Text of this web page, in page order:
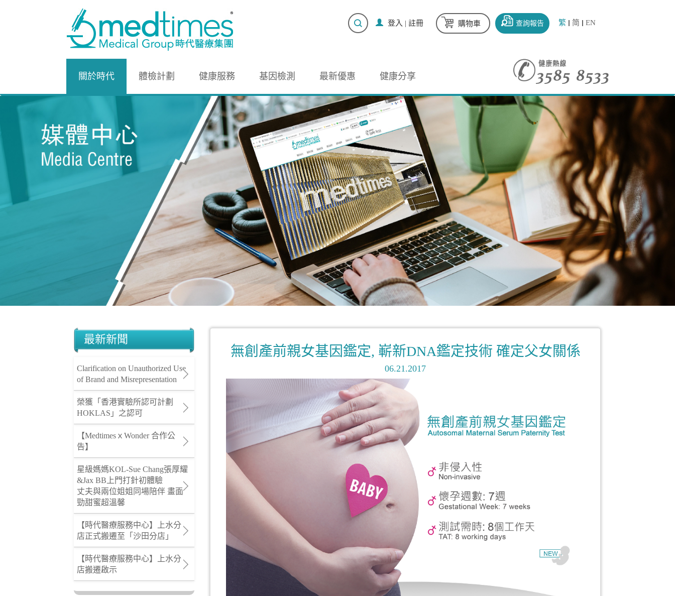
繁 简 EN
查詢報告
購物車
登入 | 註冊
關於時代 體檢計劃 健康服務 基因檢測 最新優惠 健康分享
最新新聞
Clarification on Unauthorized Use
of Brand and Misrepresentation
榮獲「香港實驗所認可計劃
HOKLAS」之認可
【MedtimesｘWonder 合作公
告】
星級媽媽KOL-Sue Chang張厚耀
&Jax BB上門打針初體驗
丈夫與兩位姐姐同場陪伴 畫面
勁甜蜜超溫馨
【時代醫療服務中心】上水分
店正式搬遷至「沙田分店」
【時代醫療服務中心】上水分
店搬遷啟示
無創產前親女基因鑑定, 嶄新DNA鑑定技術 確定父女關係
06.21.2017